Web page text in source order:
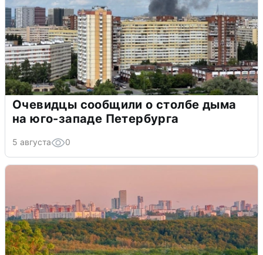
Очевидцы сообщили о столбе дыма
на юго-западе Петербурга
5 августа 0